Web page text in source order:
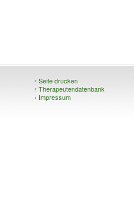
› Seite drucken
› Therapeutendatenbank
› Impressum